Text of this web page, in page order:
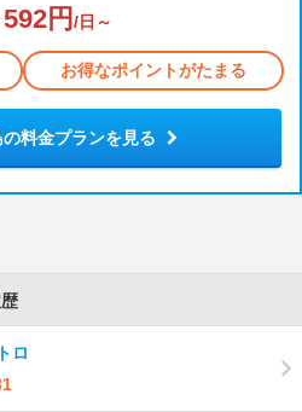
592円 /日～
お得なポイントがたまる
料金プランを見る
ロ